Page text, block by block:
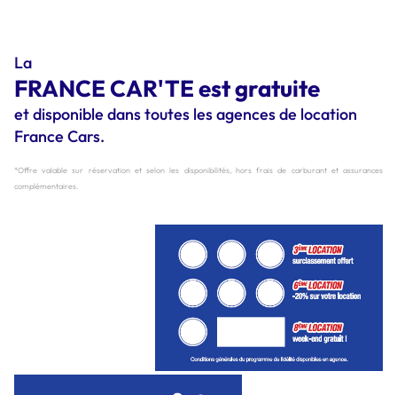
La
FRANCE CAR'TE est gratuite
et disponible dans toutes les agences de location
France Cars.
*Offre valable sur réservation et selon les disponibilités, hors frais de carburant et assurances
complémentaires.